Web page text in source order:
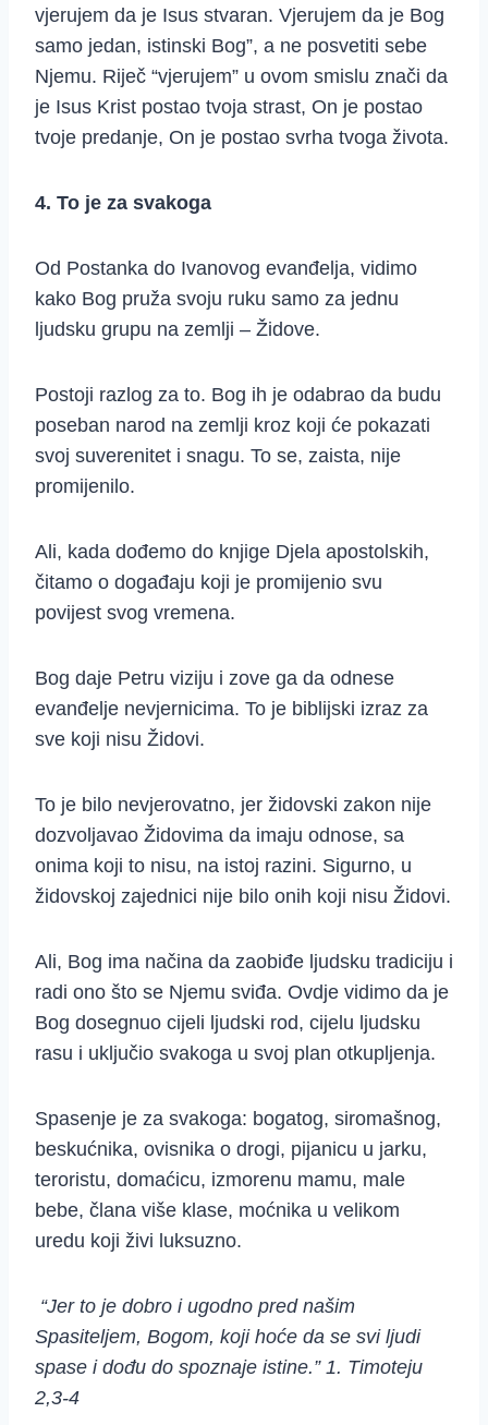
vjerujem da je Isus stvaran. Vjerujem da je Bog
samo jedan, istinski Bog”, a ne posvetiti sebe
Njemu. Riječ “vjerujem” u ovom smislu znači da
je Isus Krist postao tvoja strast, On je postao
tvoje predanje, On je postao svrha tvoga života.
4. To je za svakoga
Od Postanka do Ivanovog evanđelja, vidimo
kako Bog pruža svoju ruku samo za jednu
ljudsku grupu na zemlji – Židove.
Postoji razlog za to. Bog ih je odabrao da budu
poseban narod na zemlji kroz koji će pokazati
svoj suverenitet i snagu. To se, zaista, nije
promijenilo.
Ali, kada dođemo do knjige Djela apostolskih,
čitamo o događaju koji je promijenio svu
povijest svog vremena.
Bog daje Petru viziju i zove ga da odnese
evanđelje nevjernicima. To je biblijski izraz za
sve koji nisu Židovi.
To je bilo nevjerovatno, jer židovski zakon nije
dozvoljavao Židovima da imaju odnose, sa
onima koji to nisu, na istoj razini. Sigurno, u
židovskoj zajednici nije bilo onih koji nisu Židovi.
Ali, Bog ima načina da zaobiđe ljudsku tradiciju i
radi ono što se Njemu sviđa. Ovdje vidimo da je
Bog dosegnuo cijeli ljudski rod, cijelu ljudsku
rasu i uključio svakoga u svoj plan otkupljenja.
Spasenje je za svakoga: bogatog, siromašnog,
beskućnika, ovisnika o drogi, pijanicu u jarku,
teroristu, domaćicu, izmorenu mamu, male
bebe, člana više klase, moćnika u velikom
uredu koji živi luksuzno.
“Jer to je dobro i ugodno pred našim
Spasiteljem, Bogom, koji hoće da se svi ljudi
spase i dođu do spoznaje istine.” 1. Timoteju
2,3-4